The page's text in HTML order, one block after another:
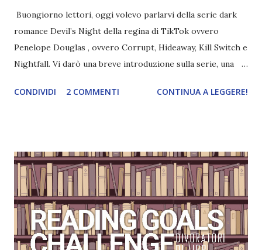
Buongiorno lettori, oggi volevo parlarvi della serie dark
romance Devil’s Night della regina di TikTok ovvero
Penelope Douglas , ovvero Corrupt, Hideaway, Kill Switch e
Nightfall. Vi darò una breve introduzione sulla serie, una
e anche un breve commento sui libri singoli. I libri sono in
grande (Devil's Night 1#) Autrice : Penelope Douglas
Pagine: 448 Editore: Newton Compton Editori
Pubblicazione: 10 Gennaio 2023 Traduttore: Laura Lancini
Trama: “Si chiama Michael Crist. È il fratello maggiore del
mio ragazzo ed è come quei film dell'orrore che guardi
coprendoti gli occhi. È bellissimo, forte, e assolutamente
CONDIVIDI 2 COMMENTI CONTINUA A LEGGERE!